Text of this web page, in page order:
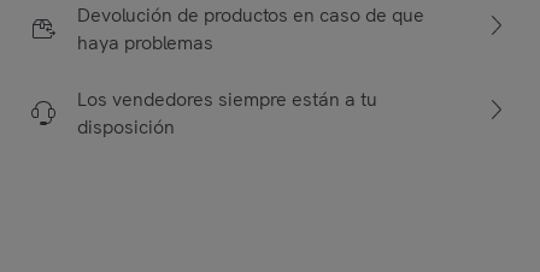
Devolución de productos en caso de que
haya problemas
Los vendedores siempre están a tu
disposición